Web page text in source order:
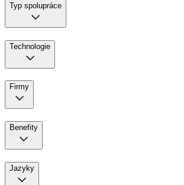
Typ spolupráce
Technologie
Firmy
Benefity
Jazyky